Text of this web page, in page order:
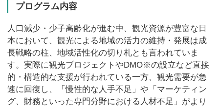
プログラム内容
人口減少・少子高齢化が進む中、観光資源が豊富な日
本において、観光による地域の活力の維持・発展は成
長戦略の柱、地域活性化の切り札とも言われていま
す。実際に観光プロジェクトやDMO※の設立など直接
的・構造的な支援が行われている一方、観光需要が急
速に回復し、「慢性的な人手不足」や「マーケティン
グ、財務といった専門分野における人材不足」がより